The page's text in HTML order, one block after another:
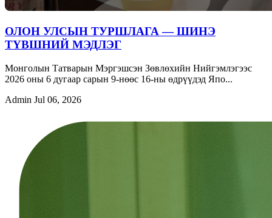
ОЛОН УЛСЫН ТУРШЛАГА — ШИНЭ
ТҮВШНИЙ МЭДЛЭГ
Монголын Татварын Мэргэшсэн Зөвлөхийн Нийгэмлэгээс
2026 оны 6 дугаар сарын 9-нөөс 16-ны өдрүүдэд Япо...
Admin Jul 06, 2026